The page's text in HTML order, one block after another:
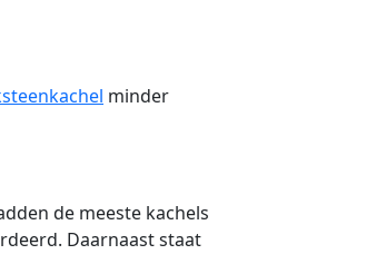
minder
de meeste kachels
Daarnaast staat